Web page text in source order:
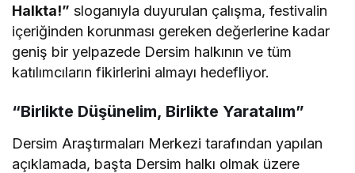
Halkta!” sloganıyla duyurulan çalışma, festivalin
içeriğinden korunması gereken değerlerine kadar
geniş bir yelpazede Dersim halkının ve tüm
katılımcıların fikirlerini almayı hedefliyor.
“Birlikte Düşünelim, Birlikte Yaratalım”
Dersim Araştırmaları Merkezi tarafından yapılan
açıklamada, başta Dersim halkı olmak üzere